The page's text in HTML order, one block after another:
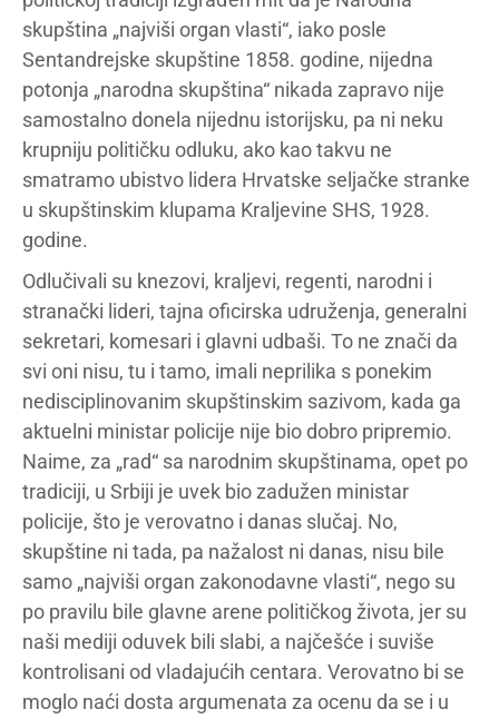
skupština „najviši organ vlasti“, iako posle
Sentandrejske skupštine 1858. godine, nijedna
potonja „narodna skupština“ nikada zapravo nije
samostalno donela nijednu istorijsku, pa ni neku
krupniju političku odluku, ako kao takvu ne
smatramo ubistvo lidera Hrvatske seljačke stranke
u skupštinskim klupama Kraljevine SHS, 1928.
godine.
Odlučivali su knezovi, kraljevi, regenti, narodni i
stranački lideri, tajna oficirska udruženja, generalni
sekretari, komesari i glavni udbaši. To ne znači da
svi oni nisu, tu i tamo, imali neprilika s ponekim
nedisciplinovanim skupštinskim sazivom, kada ga
aktuelni ministar policije nije bio dobro pripremio.
Naime, za „rad“ sa narodnim skupštinama, opet po
tradiciji, u Srbiji je uvek bio zadužen ministar
policije, što je verovatno i danas slučaj. No,
skupštine ni tada, pa nažalost ni danas, nisu bile
samo „najviši organ zakonodavne vlasti“, nego su
po pravilu bile glavne arene političkog života, jer su
naši mediji oduvek bili slabi, a najčešće i suviše
kontrolisani od vladajućih centara. Verovatno bi se
moglo naći dosta argumenata za ocenu da se i u